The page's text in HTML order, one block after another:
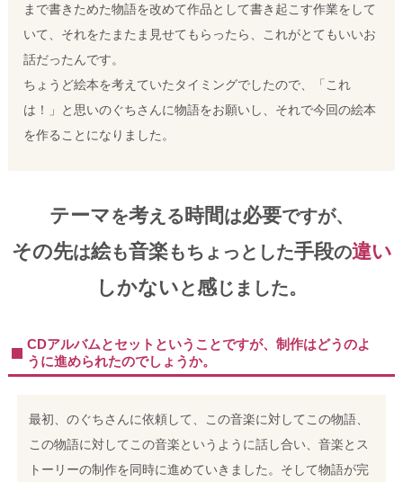
まで書きためた物語を改めて作品として書き起こす作業をして
いて、それをたまたま見せてもらったら、これがとてもいいお
話だったんです。
ちょうど絵本を考えていたタイミングでしたので、「これ
は！」と思いのぐちさんに物語をお願いし、それで今回の絵本
を作ることになりました。
テーマを考える 時間は必要ですが、
その先は絵も音楽もちょっとした手段の違い
しかないと感じました。
CDアルバムとセットということですが、制作はどうのよ
うに進められたのでしょうか。
最初、のぐちさんに依頼して、この音楽に対してこの物語、
この物語に対してこの音楽というように話し合い、音楽とス
トーリーの制作を同時に進めていきました。そして物語が完